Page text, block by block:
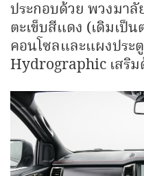
ประกอบด้วย พวงมา
ตะเข็บสีแดง (เดิมเป็น
คอนโซลและแผงประ
Hydrographic เสริ